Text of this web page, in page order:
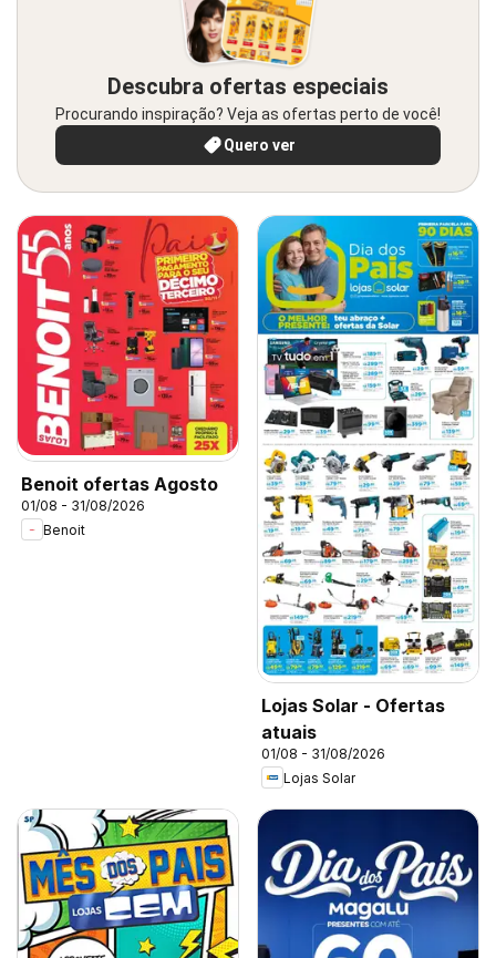
Descubra ofertas especiais
Procurando inspiração? Veja as ofertas perto de você!
Quero ver
Benoit ofertas Agosto
01/08 - 31/08/2026
Benoit
Lojas Solar - Ofertas
atuais
01/08 - 31/08/2026
Lojas Solar